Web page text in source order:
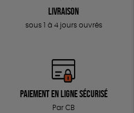
Livraison
sous 1 à 4 jours ouvrés
Paiement en ligne sécurisé
Par CB